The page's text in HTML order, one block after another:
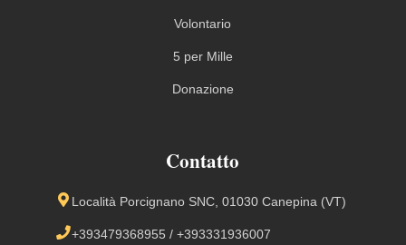
Volontario
5 per Mille
Donazione
Contatto
Località Porcignano SNC, 01030 Canepina (VT)
+393479368955 /+393331936007